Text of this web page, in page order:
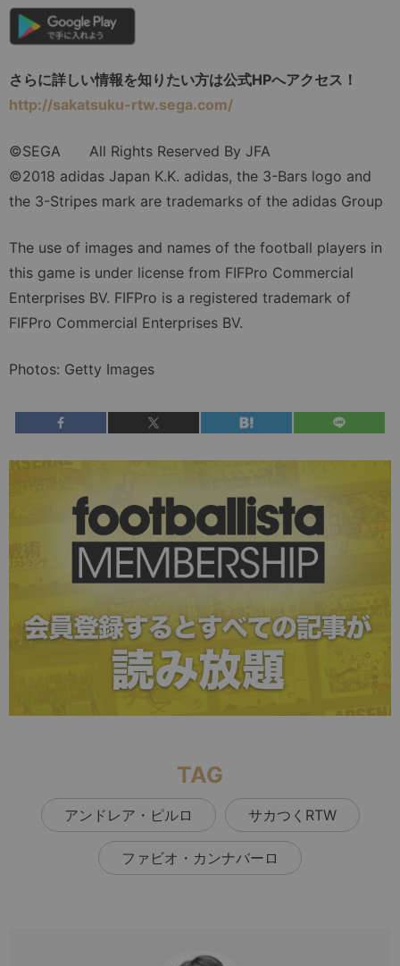
さらに詳しい情報を知りたい方は公式HPへアクセス！
http://sakatsuku-rtw.sega.com/
©SEGA All Rights Reserved By JFA
©2018 adidas Japan K.K. adidas, the 3-Bars logo and
the 3-Stripes mark are trademarks of the adidas Group
The use of images and names of the football players in
this game is under license from FIFPro Commercial
Enterprises BV. FIFPro is a registered trademark of
FIFPro Commercial Enterprises BV.
Photos: Getty Images
TAG
アンドレア・ピルロ サカつくRTW
ファビオ・カンナバーロ